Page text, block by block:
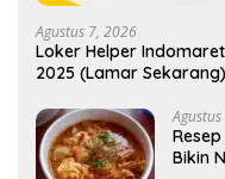
Agustus 7, 2026
Loker Helper
2025 (Lamar Sekarang)
Bikin